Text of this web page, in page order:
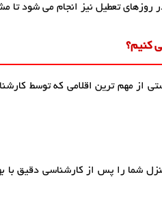
تعطیل نیز انجام می شود تا
کنیم؟
از مهم ترین اقلامی که توسط
شما را پس از کارشناسی دقیق با